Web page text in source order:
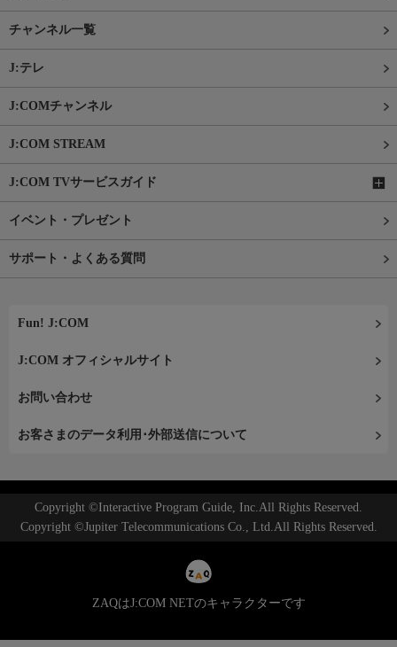
チャンネル一覧
J:テレ
J:COMチャンネル
J:COM STREAM
J:COM TVサービスガイド
イベント・プレゼント
サポート・よくある質問
Fun! J:COM
J:COM オフィシャルサイト
お問い合わせ
お客さまのデータ利用･外部送信について
Copyright ©Interactive Program Guide, Inc.All Rights Reserved.
Copyright ©Jupiter Telecommunications Co., Ltd.All Rights Reserved.
ZAQはJ:COM NETのキャラクターです